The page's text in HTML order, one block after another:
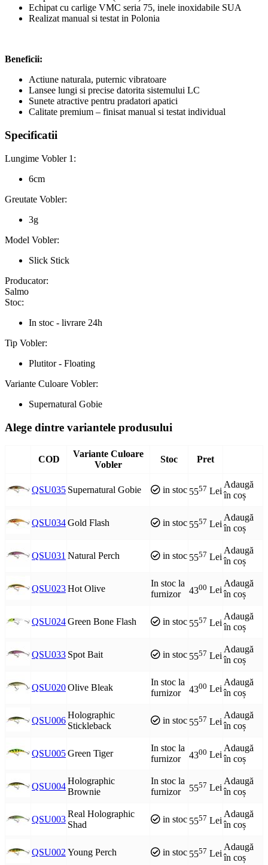
Echipat cu carlige VMC seria 75, inele inoxidabile SUA
Realizat manual si testat in Polonia
Beneficii:
Actiune naturala, puternic vibratoare
Lansee lungi si precise datorita sistemului LC
Sunete atractive pentru pradatori apatici
Calitate premium – finisat manual si testat individual
Specificatii
Lungime Vobler 1:
6cm
Greutate Vobler:
3g
Model Vobler:
Slick Stick
Producator:
Salmo
Stoc:
In stoc - livrare 24h
Tip Vobler:
Plutitor - Floating
Variante Culoare Vobler:
Supernatural Gobie
Alege dintre variantele produsului
COD
Variante Culoare
Vobler
Stoc Pret
QSU035 Supernatural Gobie in stoc 5557 Lei
Adaugă
în coș
QSU034Gold Flash in stoc 5557 Lei
Adaugă
în coș
QSU031 Natural Perch in stoc 5557 Lei
Adaugă
în coș
QSU023Hot Olive
In stoc la
furnizor
4300 Lei
Adaugă
în coș
QSU024Green Bone Flash in stoc 5557 Lei
Adaugă
în coș
QSU033 Spot Bait in stoc 5557 Lei
Adaugă
în coș
QSU020Olive Bleak
In stoc la
furnizor
4300 Lei
Adaugă
în coș
QSU006
Holographic
Stickleback
in stoc 5557 Lei
Adaugă
în coș
QSU005Green Tiger
In stoc la
furnizor
4300 Lei
Adaugă
în coș
QSU004
Holographic
Brownie
In stoc la
furnizor
5557 Lei
Adaugă
în coș
QSU003
Real Holographic
Shad
in stoc 5557 Lei
Adaugă
în coș
QSU002 Young Perch in stoc 5557 Lei
Adaugă
în coș